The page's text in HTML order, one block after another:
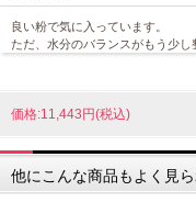
良い粉で気に入っています。
ただ、水分のバランスがもう少し
価格:11,443円(税込)
他にこんな商品もよく見